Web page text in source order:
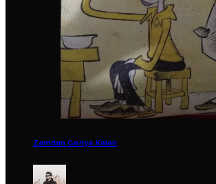
Zamdan Geriye Kalan